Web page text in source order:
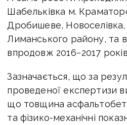
Шабельківка м.
Дробишеве, Новоселівка,
Лиманського району, та
впродовж 2016−2017
Зазначається, що за
проведеної експертизи
що товщина
та фізико-механічні